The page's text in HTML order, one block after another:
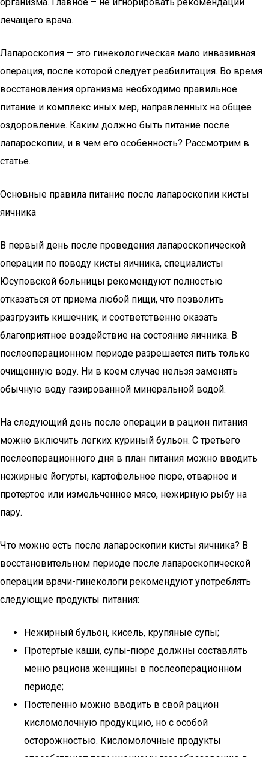
лечащего врача.
Лапароскопия — это гинекологическая мало инвазивная
операция, после которой следует реабилитация. Во время
восстановления организма необходимо правильное
питание и комплекс иных мер, направленных на общее
оздоровление. Каким должно быть питание после
лапароскопии, и в чем его особенность? Рассмотрим в
статье.
Основные правила питание после лапароскопии кисты
яичника
В первый день после проведения лапароскопической
операции по поводу кисты яичника, специалисты
Юсуповской больницы рекомендуют полностью
отказаться от приема любой пищи, что позволить
разгрузить кишечник, и соответственно оказать
благоприятное воздействие на состояние яичника. В
послеоперационном периоде разрешается пить только
очищенную воду. Ни в коем случае нельзя заменять
обычную воду газированной минеральной водой.
На следующий день после операции в рацион питания
можно включить легких куриный бульон. С третьего
послеоперационного дня в план питания можно вводить
нежирные йогурты, картофельное пюре, отварное и
протертое или измельченное мясо, нежирную рыбу на
пару.
Что можно есть после лапароскопии кисты яичника? В
восстановительном периоде после лапароскопической
операции врачи-гинекологи рекомендуют употреблять
следующие продукты питания:
Нежирный бульон, кисель, крупяные супы;
Протертые каши, супы-пюре должны составлять
меню рациона женщины в послеоперационном
периоде;
Постепенно можно вводить в свой рацион
кисломолочную продукцию, но с особой
осторожностью. Кисломолочные продукты